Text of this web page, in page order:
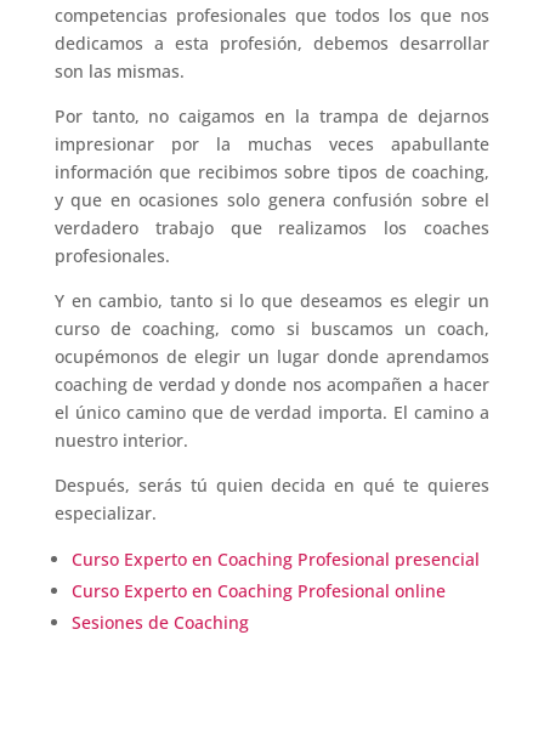
competencias profesionales que todos los que nos
dedicamos a esta profesión, debemos desarrollar
son las mismas.
Por tanto, no caigamos en la trampa de dejarnos
impresionar por la muchas veces apabullante
información que recibimos sobre tipos de coaching,
y que en ocasiones solo genera confusión sobre el
verdadero trabajo que realizamos los coaches
profesionales.
Y en cambio, tanto si lo que deseamos es elegir un
curso de coaching, como si buscamos un coach,
ocupémonos de elegir un lugar donde aprendamos
coaching de verdad y donde nos acompañen a hacer
el único camino que de verdad importa. El camino a
nuestro interior.
Después, serás tú quien decida en qué te quieres
especializar.
Curso Experto en Coaching Profesional presencial
Curso Experto en Coaching Profesional online
Sesiones de Coaching